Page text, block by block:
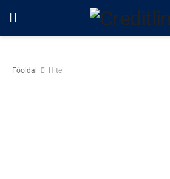
Főoldal Hitel